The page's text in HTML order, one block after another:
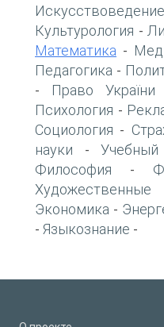
Искусствоведение
Культурология -
Математика -
Педагогика -
- Право України
Психология -
Социология -
науки -
Философия -
Художественные
Экономика -
- Языкознание -